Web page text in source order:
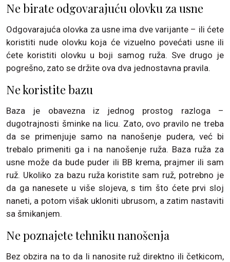
Ne birate odgovarajuću olovku za usne
Odgovarajuća olovka za usne ima dve varijante – ili ćete
koristiti nude olovku koja će vizuelno povećati usne ili
ćete koristiti olovku u boji samog ruža. Sve drugo je
pogrešno, zato se držite ova dva jednostavna pravila.
Ne koristite bazu
Baza je obavezna iz jednog prostog razloga –
dugotrajnosti šminke na licu. Zato, ovo pravilo ne treba
da se primenjuje samo na nanošenje pudera, već bi
trebalo primeniti ga i na nanošenje ruža. Baza ruža za
usne može da bude puder ili BB krema, prajmer ili sam
ruž. Ukoliko za bazu ruža koristite sam ruž, potrebno je
da ga nanesete u više slojeva, s tim što ćete prvi sloj
naneti, a potom višak ukloniti ubrusom, a zatim nastaviti
sa šmikanjem.
Ne poznajete tehniku nanošenja
Bez obzira na to da li nanosite ruž direktno ili četkicom,